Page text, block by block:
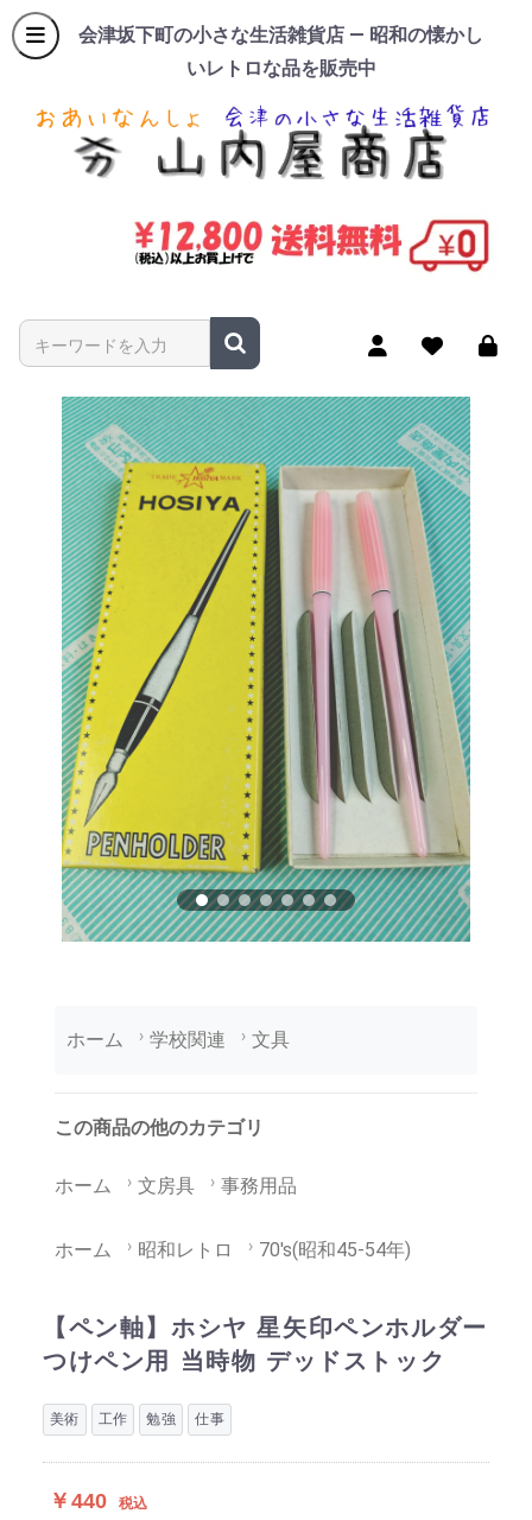
会津坂下町の小さな生活雑貨店 — 昭和の懐かし
いレトロな品を販売中
商品名やキーワードを入力
ホーム 学校関連 文具
この商品の他のカテゴリ
ホーム 文房具 事務用品
ホーム 昭和レトロ 70's(昭和45-54年)
【ペン軸】ホシヤ 星矢印ペンホルダー
つけペン用 当時物 デッドストック
美術 工作 勉強 仕事
￥440 税込